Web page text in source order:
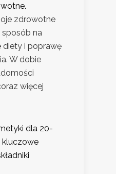
zdrowotne
sposób na
diety i poprawę
W dobie
więcej
dla 20-
kluczowe